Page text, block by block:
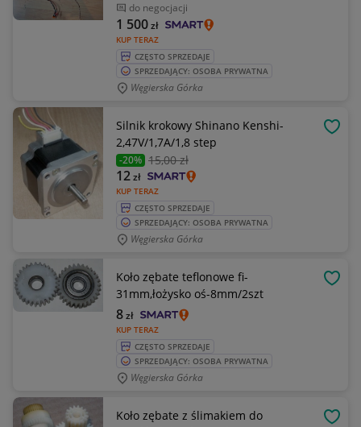
do negocjacji
KUP TERAZ
1 500zł
CZĘSTO SPRZEDAJE
SPRZEDAJĄCY: OSOBA PRYWATNA
Węgierska Górka
Silnik krokowy Shinano Kenshi-
2,47V/1,7A/1,8 step
-20% 15,00 zł
KUP TERAZ
12zł
CZĘSTO SPRZEDAJE
SPRZEDAJĄCY: OSOBA PRYWATNA
Węgierska Górka
Koło zębate teflonowe fi-
31mm,łożysko oś-8mm/2szt
KUP TERAZ
8zł
CZĘSTO SPRZEDAJE
SPRZEDAJĄCY: OSOBA PRYWATNA
Węgierska Górka
Koło zębate z ślimakiem do